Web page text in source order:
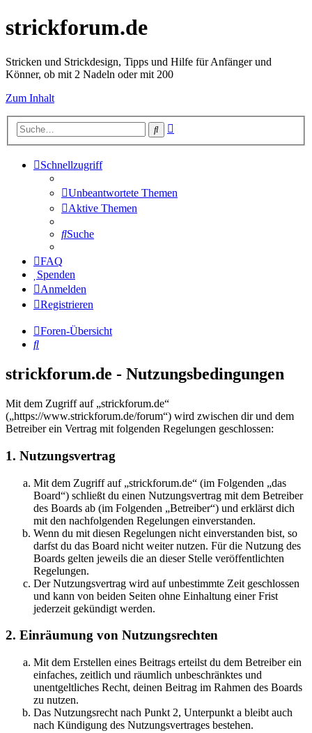
strickforum.de
Stricken und Strickdesign, Tipps und Hilfe für Anfänger und
Könner, ob mit 2 Nadeln oder mit 200
Zum Inhalt
Suche
Schnellzugriff
Unbeantwortete Themen
Aktive Themen
Suche
FAQ
Spenden
Anmelden
Registrieren
Foren-Übersicht
Suche
strickforum.de - Nutzungsbedingungen
Mit dem Zugriff auf „strickforum.de“
(„https://www.strickforum.de/forum“) wird zwischen dir und dem
Betreiber ein Vertrag mit folgenden Regelungen geschlossen:
1. Nutzungsvertrag
Mit dem Zugriff auf „strickforum.de“ (im Folgenden „das
Board“) schließt du einen Nutzungsvertrag mit dem Betreiber
des Boards ab (im Folgenden „Betreiber“) und erklärst dich
mit den nachfolgenden Regelungen einverstanden.
Wenn du mit diesen Regelungen nicht einverstanden bist, so
darfst du das Board nicht weiter nutzen. Für die Nutzung des
Boards gelten jeweils die an dieser Stelle veröffentlichten
Regelungen.
Der Nutzungsvertrag wird auf unbestimmte Zeit geschlossen
und kann von beiden Seiten ohne Einhaltung einer Frist
jederzeit gekündigt werden.
2. Einräumung von Nutzungsrechten
Mit dem Erstellen eines Beitrags erteilst du dem Betreiber ein
einfaches, zeitlich und räumlich unbeschränktes und
unentgeltliches Recht, deinen Beitrag im Rahmen des Boards
zu nutzen.
Das Nutzungsrecht nach Punkt 2, Unterpunkt a bleibt auch
nach Kündigung des Nutzungsvertrages bestehen.